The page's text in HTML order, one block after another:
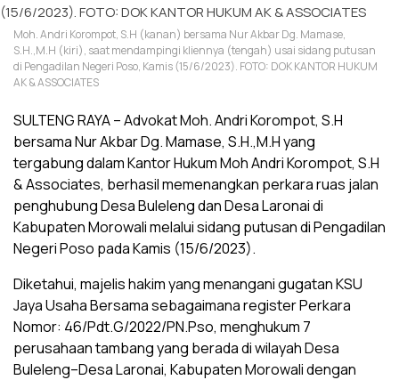
Moh. Andri Korompot, S.H (kanan) bersama Nur Akbar Dg. Mamase,
S.H.,M.H (kiri), saat mendampingi kliennya (tengah) usai sidang putusan
di Pengadilan Negeri Poso, Kamis (15/6/2023). FOTO: DOK KANTOR HUKUM
AK & ASSOCIATES
SULTENG RAYA – Advokat Moh. Andri Korompot, S.H
bersama Nur Akbar Dg. Mamase, S.H.,M.H yang
tergabung dalam Kantor Hukum Moh Andri Korompot, S.H
& Associates, berhasil memenangkan perkara ruas jalan
penghubung Desa Buleleng dan Desa Laronai di
Kabupaten Morowali melalui sidang putusan di Pengadilan
Negeri Poso pada Kamis (15/6/2023).
Diketahui, majelis hakim yang menangani gugatan KSU
Jaya Usaha Bersama sebagaimana register Perkara
Nomor: 46/Pdt.G/2022/PN.Pso, menghukum 7
perusahaan tambang yang berada di wilayah Desa
Buleleng–Desa Laronai, Kabupaten Morowali dengan